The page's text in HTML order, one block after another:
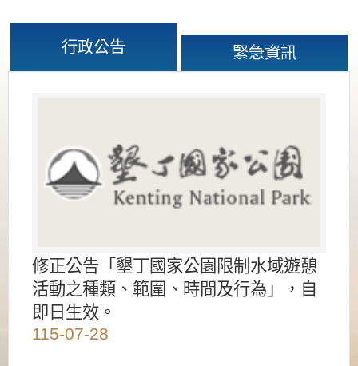
行政公告 緊急資訊
修正公告「墾丁國家公園限制水域遊憩
活動之種類、範圍、時間及行為」，自
即日生效。
115-07-28